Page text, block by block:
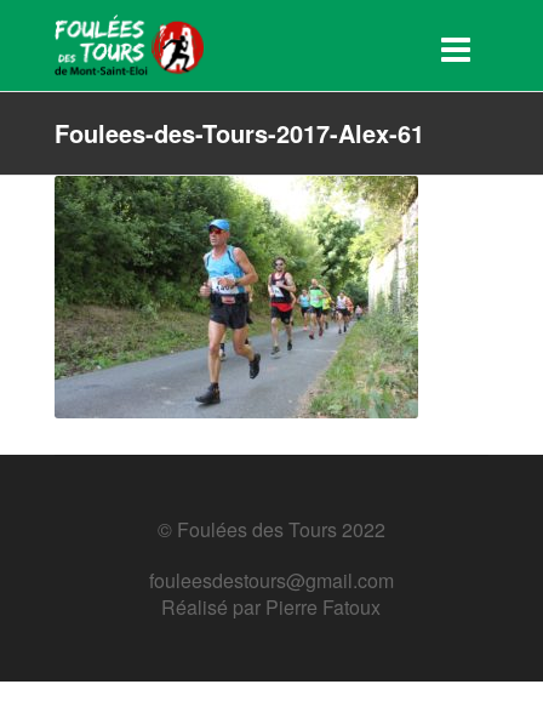
Foulees-des-Tours-2017-Alex-61
© Foulées des Tours 2022
fouleesdestours@gmail.com
Réalisé par Pierre Fatoux